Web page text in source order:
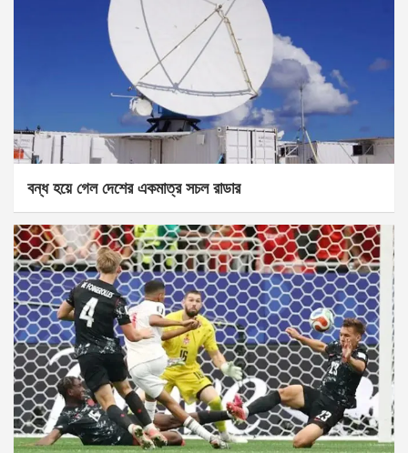
বন্ধ হয়ে গেল দেশের একমাত্র সচল রাডার